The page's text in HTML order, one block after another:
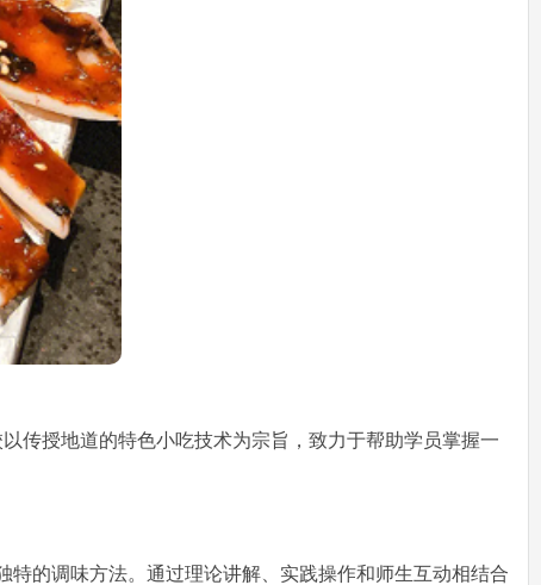
传授地道的特色小吃技术为宗旨，致力于帮助学员掌握一
的调味方法。通过理论讲解、实践操作和师生互动相结合